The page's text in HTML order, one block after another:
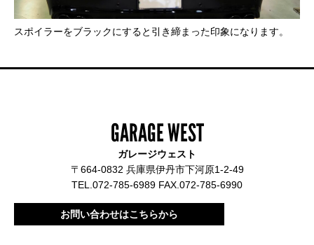
スポイラーをブラックにすると引き締まった印象になります。
GARAGE WEST
ガレージウェスト
〒664-0832 兵庫県伊丹市下河原1-2-49
TEL.072-785-6989 FAX.072-785-6990
お問い合わせはこちらから